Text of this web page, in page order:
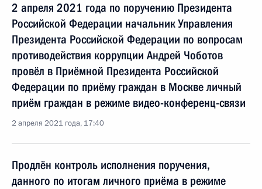
2 апреля 2021 года по поручению Президента
Российской Федерации начальник Управления
Президента Российской Федерации по вопросам
противодействия коррупции Андрей Чоботов
провёл в Приёмной Президента Российской
Федерации по приёму граждан в Москве личный
приём граждан в режиме видео-конференц-связи
2 апреля 2021 года, 17:40
Продлён контроль исполнения поручения,
данного по итогам личного приёма в режиме